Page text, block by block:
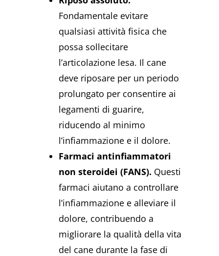
Fondamentale evitare
qualsiasi attività fisica che
possa sollecitare
l’articolazione lesa. Il cane
deve riposare per un periodo
prolungato per consentire ai
legamenti di guarire,
riducendo al minimo
l’infiammazione e il dolore.
Farmaci antinfiammatori
non steroidei (FANS). Questi
farmaci aiutano a controllare
l’infiammazione e alleviare il
dolore, contribuendo a
migliorare la qualità della vita
del cane durante la fase di